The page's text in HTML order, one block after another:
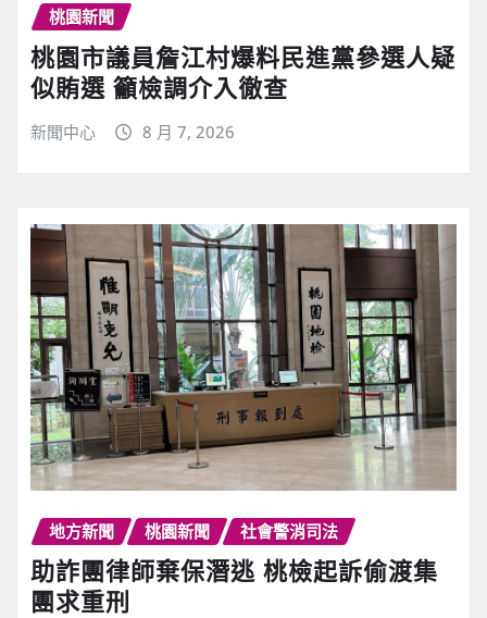
桃園新聞
桃園市議員詹江村爆料民進黨參選人疑
似賄選 籲檢調介入徹查
新聞中心 8 月 7, 2026
地方新聞 桃園新聞 社會警消司法
助詐團律師棄保潛逃 桃檢起訴偷渡集
團求重刑